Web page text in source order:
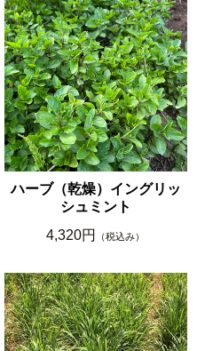
ハーブ（乾燥）イングリッ
シュミント
4,320円
（税込み）